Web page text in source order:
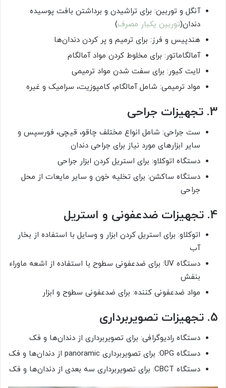
آنگل و توربین: برای تراشیدن و برداشتن بافت پوسیده
دندان(توربین یکبار مصرف)
هندپیس و فرز: برای ترمیم و پر کردن دندان‌ها
آمالگاماتور: برای مخلوط کردن مواد آمالگام
لایت کیور: برای سفت شدن مواد ترمیمی
مواد ترمیمی: شامل آمالگام، کامپوزیت، سرامیک و غیره
3. تجهیزات جراحی
ست جراحی: شامل انواع مختلف چاقو، قیچی، فورسپس و
سایر ابزارهای مورد نیاز برای جراحی دندان
دستگاه اتوکلاو: برای استریل کردن ابزار جراحی
دستگاه ساکشن: برای تخلیه خون و سایر مایعات از محل
جراحی
4. تجهیزات ضدعفونی و استریل
اتوکلاو: برای استریل کردن ابزار و وسایل با استفاده از بخار
آب
دستگاه UV: برای ضدعفونی سطوح با استفاده از اشعه ماوراء
بنفش
مواد ضدعفونی کننده: برای ضدعفونی سطوح و ابزار
5. تجهیزات تصویربرداری
دستگاه رادیوگرافی: برای تصویربرداری از دندان‌ها و فک
دستگاه OPG: برای تصویربرداری panoramic از دندان‌ها و فک
دستگاه CBCT: برای تصویربرداری سه بعدی از دندان‌ها و فک